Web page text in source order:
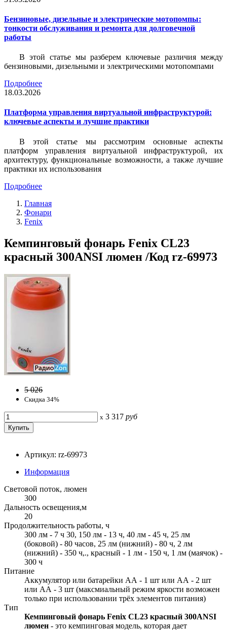
Бензиновые, дизельные и электрические мотопомпы:
тонкости обслуживания и ремонта для долговечной
работы
В этой статье мы разберем ключевые различия между
бензиновыми, дизельными и электрическими мотопомпами
Подробнее
18.03.2026
Платформа управления виртуальной инфраструктурой:
ключевые аспекты и лучшие практики
В этой статье мы рассмотрим основные аспекты
платформ управления виртуальной инфраструктурой, их
архитектуру, функциональные возможности, а также лучшие
практики их использования
Подробнее
Главная
Фонари
Fenix
Кемпинговый фонарь Fenix CL23
красный 300ANSI люмен /Код rz-69973
5 026
Скидка 34%
x 3 317 руб
Артикул: rz-69973
Информация
Световой поток, люмен
300
Дальность освещения,м
20
Продолжительность работы, ч
300 лм - 7 ч 30, 150 лм - 13 ч, 40 лм - 45 ч, 25 лм
(боковой) - 80 часов, 25 лм (нижний) - 80 ч, 2 лм
(нижний) - 350 ч,., красный - 1 лм - 150 ч, 1 лм (маячок) -
300 ч
Питание
Аккумулятор или батарейки АА - 1 шт или АА - 2 шт
или АА - 3 шт (максмиальный режим яркости возможен
только при использовании трёх элементов питания)
Тип
Кемпинговый фонарь Fenix CL23 красный 300ANSI
люмен - это кемпинговая модель, которая дает